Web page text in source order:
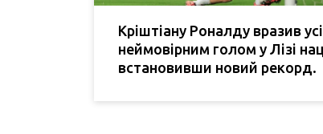
Кріштіану Роналду вразив
неймовірним голом у Лізі
встановивши новий рекорд.